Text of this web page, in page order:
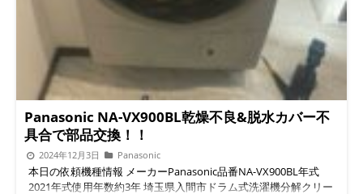
Panasonic NA-VX900BL乾燥不良&脱水カバー不
具合で部品交換！！
2024年12月3日 Panasonic
本日の依頼機種情報 メーカーPanasonic品番NA-VX900BL年式
2021年式使用年数約3年 埼玉県入間市ドラム式洗濯機分解クリー